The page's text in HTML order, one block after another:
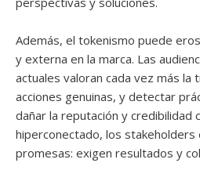
Además, el tokenismo puede
y externa en la marca. Las
actuales valoran cada vez más la
acciones genuinas, y detectar
dañar la reputación y credibilidad
hiperconectado, los stakeholders
promesas: exigen resultados y